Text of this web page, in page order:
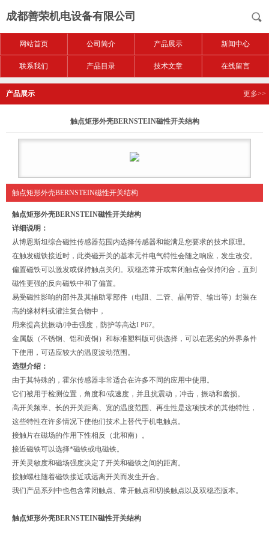
成都善荣机电设备有限公司
网站首页 公司简介 产品展示 新闻中心
联系我们 产品目录 技术文章 在线留言
产品展示 更多>>
触点矩形外壳BERNSTEIN磁性开关结构
触点矩形外壳BERNSTEIN磁性开关结构
触点矩形外壳BERNSTEIN磁性开关结构
详细说明：
从博恩斯坦综合磁性传感器范围内选择传感器和能满足您要求的技术原理。
在触发磁铁接近时，此类磁开关的基本元件电气特性会随之响应，发生改变。
偏置磁铁可以激发或保持触点关闭。双稳态常开或常闭触点会保持闭合，直到
磁性更强的反向磁铁中和了偏置。
易受磁性影响的部件及其辅助零部件（电阻、二管、晶闸管、输出等）封装在
高的缘材料或灌注复合物中，
用来提高抗振动/冲击强度，防护等高达I P67。
金属版（不锈钢、铝和黄铜）和标准塑料版可供选择，可以在恶劣的外界条件
下使用，可适应较大的温度波动范围。
选型介绍：
由于其特殊的，霍尔传感器非常适合在许多不同的应用中使用。
它们被用于检测位置，角度和/或速度，并且抗震动，冲击，振动和磨损。
高开关频率、长的开关距离、宽的温度范围、再生性是这项技术的其他特性，
这些特性在许多情况下使他们技术上替代于机电触点。
接触片在磁场的作用下性相反（北和南）。
接近磁铁可以选择*磁铁或电磁铁。
开关灵敏度和磁场强度决定了开关和磁铁之间的距离。
接触螺柱随着磁铁接近或远离开关而发生开合。
我们产品系列中也包含常闭触点、常开触点和切换触点以及双稳态版本。
触点矩形外壳BERNSTEIN磁性开关结构